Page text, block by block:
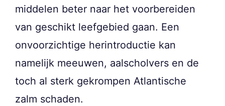
middelen beter naar het voorbereiden
van geschikt leefgebied gaan. Een
onvoorzichtige herintroductie kan
namelijk meeuwen, aalscholvers en de
toch al sterk gekrompen Atlantische
zalm schaden.